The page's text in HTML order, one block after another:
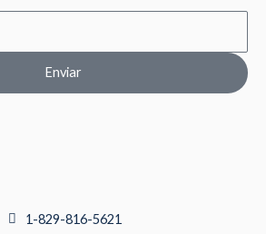
Enviar
1-829-816-5621